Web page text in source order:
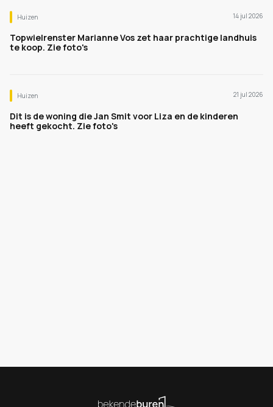
Huizen 14 jul 2026
Topwielrenster Marianne Vos zet haar prachtige landhuis
te koop. Zie foto's
Huizen 21 jul 2026
Dit is de woning die Jan Smit voor Liza en de kinderen
heeft gekocht. Zie foto's